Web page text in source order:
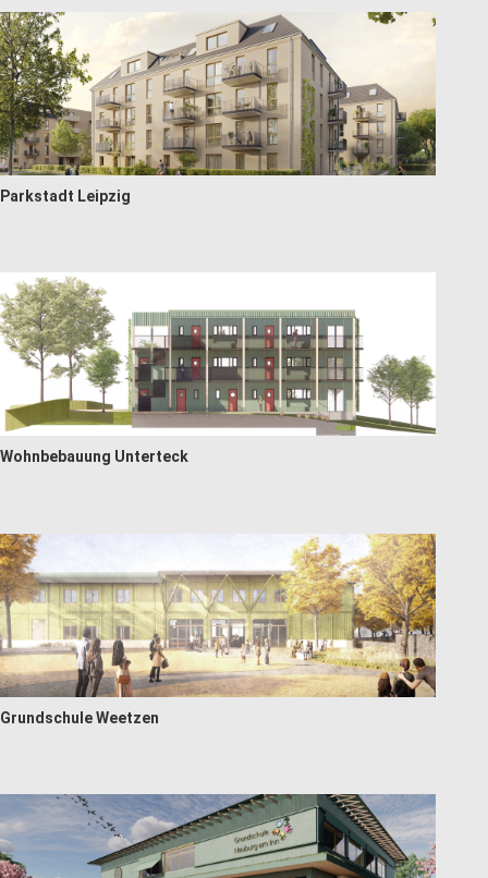
Parkstadt Leipzig
Wohnbebauung Unterteck
Grundschule Weetzen